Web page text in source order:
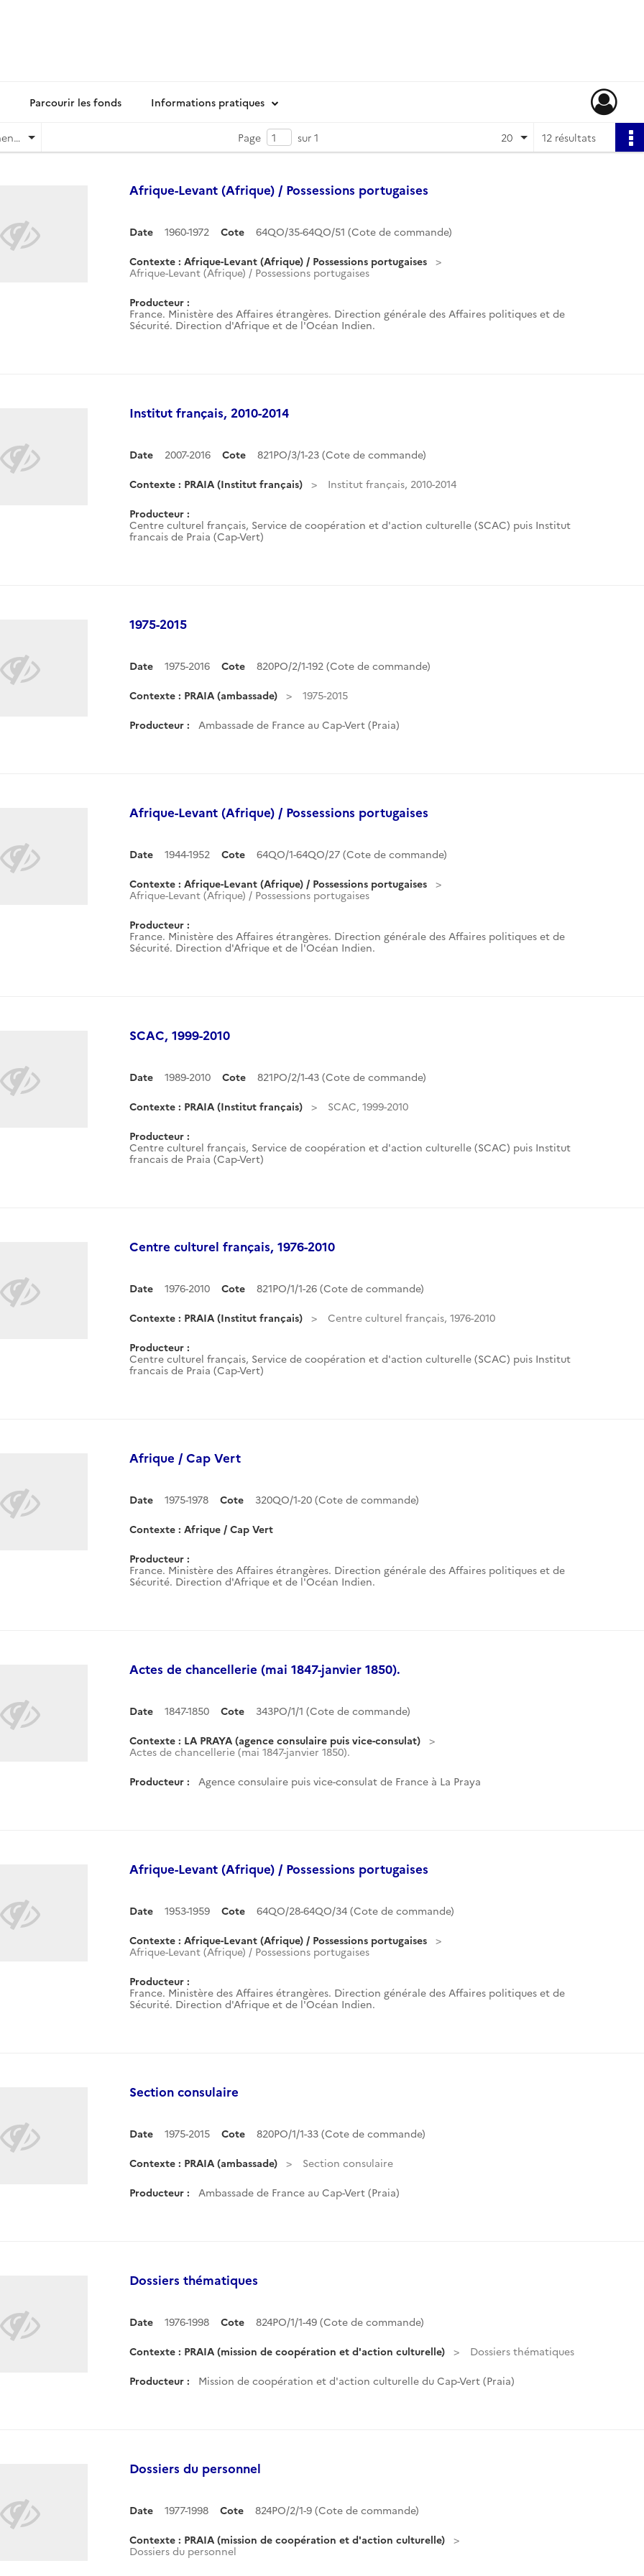
Parcourir les fonds Informations pratiques
Pertinence Page sur 1 12 résultats
20
Afrique-Levant (Afrique) / Possessions portugaises
Date 1960-1972 Cote 64QO/35-64QO/51 (Cote de commande)
Contexte : Afrique-Levant (Afrique) / Possessions portugaises
Afrique-Levant (Afrique) / Possessions portugaises
Producteur :
France. Ministère des Affaires étrangères. Direction générale des Affaires politiques et de
Sécurité. Direction d'Afrique et de l'Océan Indien.
Institut français, 2010-2014
Date 2007-2016 Cote 821PO/3/1-23 (Cote de commande)
Contexte : PRAIA (Institut français) Institut français, 2010-2014
Producteur :
Centre culturel français, Service de coopération et d'action culturelle (SCAC) puis Institut
francais de Praia (Cap-Vert)
1975-2015
Date 1975-2016 Cote 820PO/2/1-192 (Cote de commande)
Contexte : PRAIA (ambassade) 1975-2015
Producteur : Ambassade de France au Cap-Vert (Praia)
Afrique-Levant (Afrique) / Possessions portugaises
Date 1944-1952 Cote 64QO/1-64QO/27 (Cote de commande)
Contexte : Afrique-Levant (Afrique) / Possessions portugaises
Afrique-Levant (Afrique) / Possessions portugaises
Producteur :
France. Ministère des Affaires étrangères. Direction générale des Affaires politiques et de
Sécurité. Direction d'Afrique et de l'Océan Indien.
SCAC, 1999-2010
Date 1989-2010 Cote 821PO/2/1-43 (Cote de commande)
Contexte : PRAIA (Institut français) SCAC, 1999-2010
Producteur :
Centre culturel français, Service de coopération et d'action culturelle (SCAC) puis Institut
francais de Praia (Cap-Vert)
Centre culturel français, 1976-2010
Date 1976-2010 Cote 821PO/1/1-26 (Cote de commande)
Contexte : PRAIA (Institut français) Centre culturel français, 1976-2010
Producteur :
Centre culturel français, Service de coopération et d'action culturelle (SCAC) puis Institut
francais de Praia (Cap-Vert)
Afrique / Cap Vert
Date 1975-1978 Cote 320QO/1-20 (Cote de commande)
Contexte : Afrique / Cap Vert
Producteur :
France. Ministère des Affaires étrangères. Direction générale des Affaires politiques et de
Sécurité. Direction d'Afrique et de l'Océan Indien.
Actes de chancellerie (mai 1847-janvier 1850).
Date 1847-1850 Cote 343PO/1/1 (Cote de commande)
Contexte : LA PRAYA (agence consulaire puis vice-consulat)
Actes de chancellerie (mai 1847-janvier 1850).
Producteur : Agence consulaire puis vice-consulat de France à La Praya
Afrique-Levant (Afrique) / Possessions portugaises
Date 1953-1959 Cote 64QO/28-64QO/34 (Cote de commande)
Contexte : Afrique-Levant (Afrique) / Possessions portugaises
Afrique-Levant (Afrique) / Possessions portugaises
Producteur :
France. Ministère des Affaires étrangères. Direction générale des Affaires politiques et de
Sécurité. Direction d'Afrique et de l'Océan Indien.
Section consulaire
Date 1975-2015 Cote 820PO/1/1-33 (Cote de commande)
Contexte : PRAIA (ambassade) Section consulaire
Producteur : Ambassade de France au Cap-Vert (Praia)
Dossiers thématiques
Date 1976-1998 Cote 824PO/1/1-49 (Cote de commande)
Contexte : PRAIA (mission de coopération et d'action culturelle) Dossiers thématiques
Producteur : Mission de coopération et d'action culturelle du Cap-Vert (Praia)
Dossiers du personnel
Date 1977-1998 Cote 824PO/2/1-9 (Cote de commande)
Contexte : PRAIA (mission de coopération et d'action culturelle)
Dossiers du personnel